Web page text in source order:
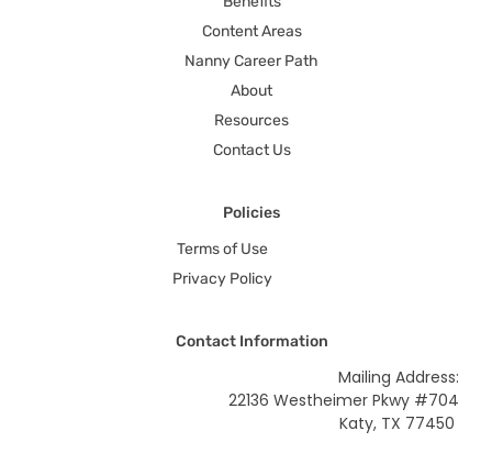
Content Areas
Nanny Career Path
About
Resources
Contact Us
Policies
Terms of Use
Privacy Policy
Contact Information
Mailing Address:
22136 Westheimer Pkwy #704
Katy, TX 77450